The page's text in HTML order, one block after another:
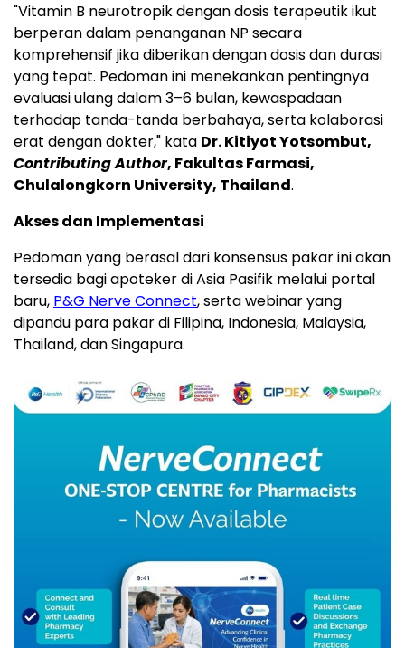
"Vitamin B neurotropik dengan dosis terapeutik ikut
berperan dalam penanganan NP secara
komprehensif jika diberikan dengan dosis dan durasi
yang tepat. Pedoman ini menekankan pentingnya
evaluasi ulang dalam 3–6 bulan, kewaspadaan
terhadap tanda-tanda berbahaya, serta kolaborasi
erat dengan dokter," kata Dr. Kitiyot Yotsombut,
Contributing Author, Fakultas Farmasi,
Chulalongkorn University, Thailand.
Akses dan Implementasi
Pedoman yang berasal dari konsensus pakar ini akan
tersedia bagi apoteker di Asia Pasifik melalui portal
baru, P&G Nerve Connect, serta webinar yang
dipandu para pakar di Filipina, Indonesia, Malaysia,
Thailand, dan Singapura.